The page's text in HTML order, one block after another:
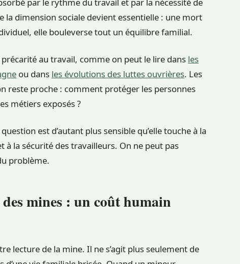
la dimension sociale devient essentielle : une mort
elle bouleverse tout un équilibre familial.
au travail, comme on peut le lire dans les
ou dans les évolutions des luttes ouvrières. Les
reste proche : comment protéger les personnes
métiers exposés ?
est d’autant plus sensible qu’elle touche à la
à la sécurité des travailleurs. On ne peut pas
problème.
mines : un coût humain
lecture de la mine. Il ne s’agit plus seulement de